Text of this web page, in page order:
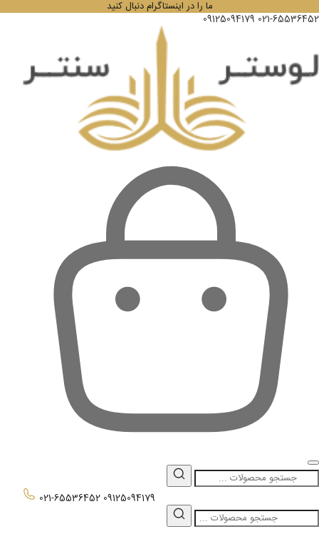
ما را در اینستاگرام دنبال کنید
021-65536452
09125094179
021-65536452 09125094179